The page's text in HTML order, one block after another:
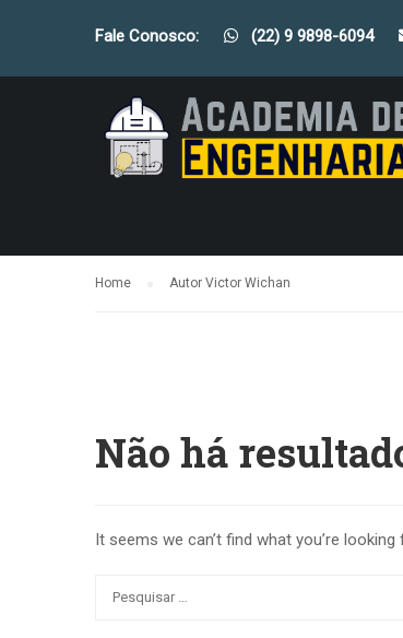
Fale Conosco: (22) 9 9898-6094
Home Autor Victor Wichan
Não há
It seems we can’t find what you’re